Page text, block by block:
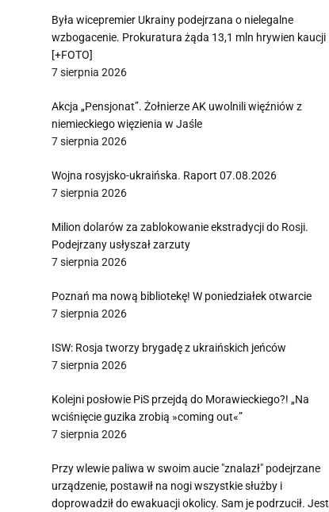
Była wicepremier Ukrainy podejrzana o nielegalne
wzbogacenie. Prokuratura żąda 13,1 mln hrywien kaucji
[+FOTO]
7 sierpnia 2026
Akcja „Pensjonat”. Żołnierze AK uwolnili więźniów z
niemieckiego więzienia w Jaśle
7 sierpnia 2026
Wojna rosyjsko-ukraińska. Raport 07.08.2026
7 sierpnia 2026
Milion dolarów za zablokowanie ekstradycji do Rosji.
Podejrzany usłyszał zarzuty
7 sierpnia 2026
Poznań ma nową bibliotekę! W poniedziałek otwarcie
7 sierpnia 2026
ISW: Rosja tworzy brygadę z ukraińskich jeńców
7 sierpnia 2026
Kolejni posłowie PiS przejdą do Morawieckiego?! „Na
wciśnięcie guzika zrobią »coming out«”
7 sierpnia 2026
Przy wlewie paliwa w swoim aucie "znalazł" podejrzane
urządzenie, postawił na nogi wszystkie służby i
doprowadził do ewakuacji okolicy. Sam je podrzucił. Jest